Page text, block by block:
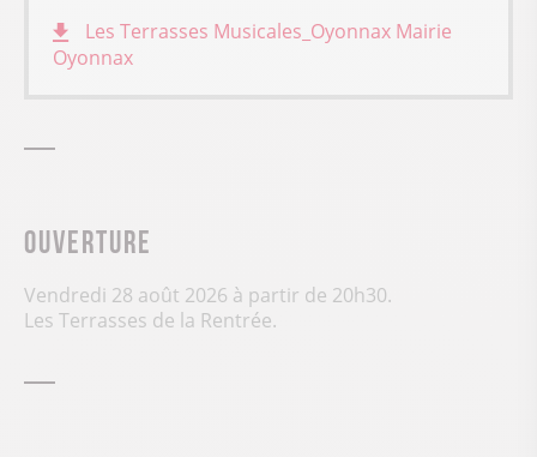
Les Terrasses Musicales_Oyonnax Mairie
Oyonnax
Ouverture
Vendredi 28 août 2026 à partir de 20h30.
Les Terrasses de la Rentrée.